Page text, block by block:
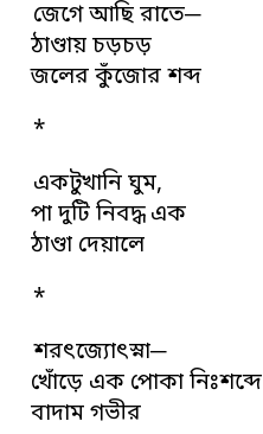
জেগে আছি রাতে─
ঠাণ্ডায় চড়চড়
জলের কুঁজোর শব্দ
*
একটুখানি ঘুম,
পা দুটি নিবদ্ধ এক
ঠাণ্ডা দেয়ালে
*
শরৎজ্যোৎস্না─
খোঁড়ে এক পোকা নিঃশব্দে
বাদাম গভীর